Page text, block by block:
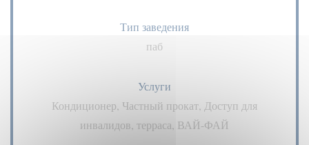
Тип заведения
паб
Услуги
Кондиционер, Частный прокат, Доступ для
инвалидов, терраса, ВАЙ-ФАЙ